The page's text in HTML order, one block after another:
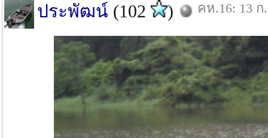
ประพัฒน์ (102 ) คห.16: 13 ก